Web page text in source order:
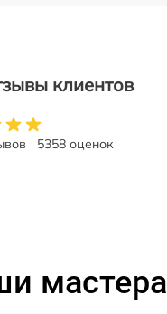
клиентов
5358 оценок
мастера